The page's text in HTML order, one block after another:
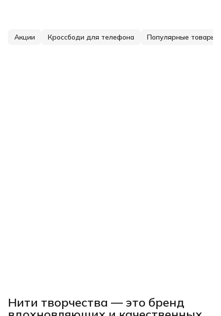
Акции Кроссбоди для телефона Популярные товары
Нити творчества — это бренд